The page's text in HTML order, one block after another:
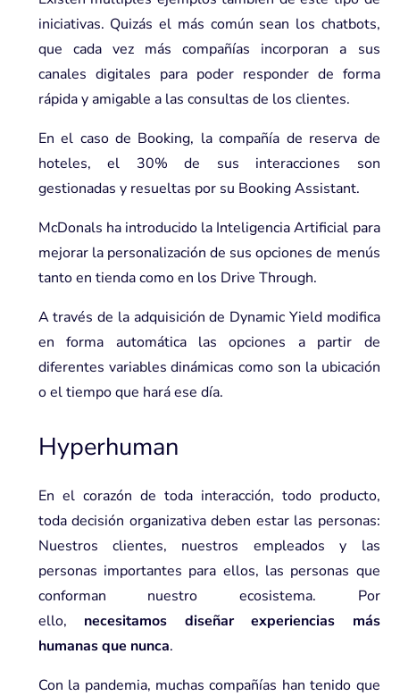
iniciativas. Quizás el más común sean los chatbots,
que cada vez más compañías incorporan a sus
canales digitales para poder responder de forma
rápida y amigable a las consultas de los clientes.
En el caso de Booking, la compañía de reserva de
hoteles, el 30% de sus interacciones son
gestionadas y resueltas por su Booking Assistant.
McDonals ha introducido la Inteligencia Artificial para
mejorar la personalización de sus opciones de menús
tanto en tienda como en los Drive Through.
A través de la adquisición de Dynamic Yield modifica
en forma automática las opciones a partir de
diferentes variables dinámicas como son la ubicación
o el tiempo que hará ese día.
Hyperhuman
En el corazón de toda interacción, todo producto,
toda decisión organizativa deben estar las personas:
Nuestros clientes, nuestros empleados y las
personas importantes para ellos, las personas que
conforman nuestro ecosistema. Por
ello, necesitamos diseñar experiencias más
humanas que nunca.
Con la pandemia, muchas compañías han tenido que